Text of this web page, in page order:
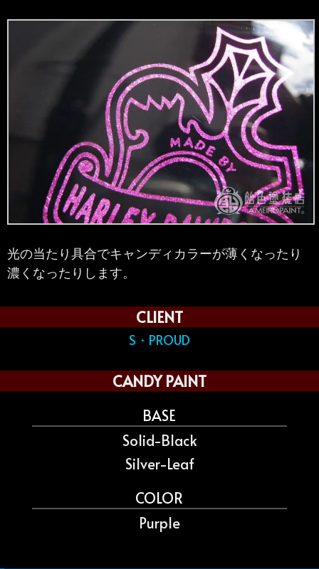
光の当たり具合でキャンディカラーが薄くなったり
濃くなったりします。
CLIENT
S・PROUD
CANDY PAINT
BASE
Solid-Black
Silver-Leaf
COLOR
Purple